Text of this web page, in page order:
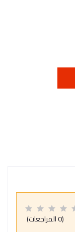
(0 المراجعات)